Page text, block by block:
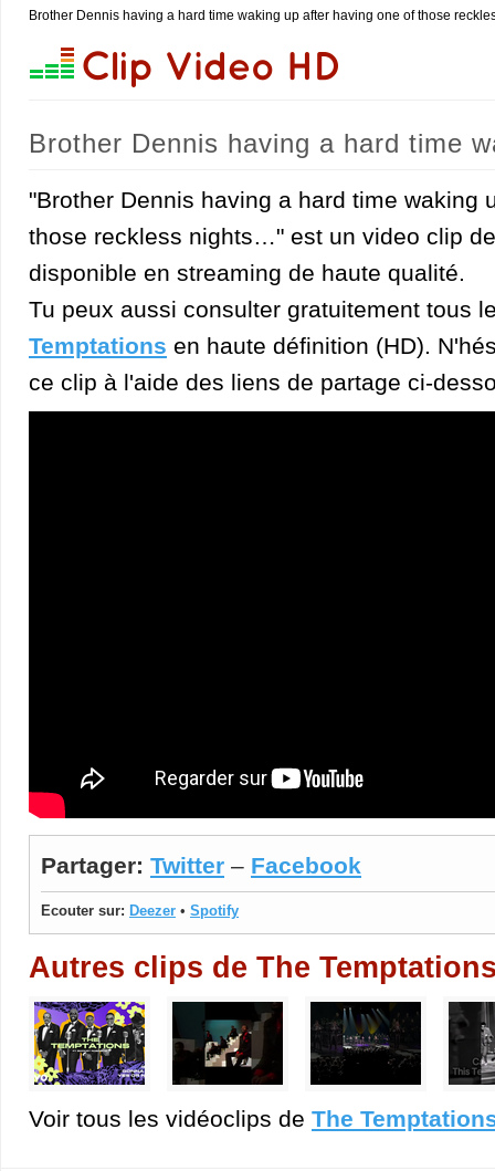
Brother Dennis having a hard time waking up after having one of those
Brother Dennis having a hard time
nights… (The Temptations)
"Brother Dennis having a hard time waking
those reckless nights…" est un video clip
disponible en streaming de haute qualité.
Tu peux aussi consulter gratuitement tous
Temptations en haute définition (HD).
ce clip à l'aide des liens de partage ci-
Partager: Twitter – Facebook
Ecouter sur: Deezer • Spotify
Autres clips de The
Voir tous les vidéoclips de The